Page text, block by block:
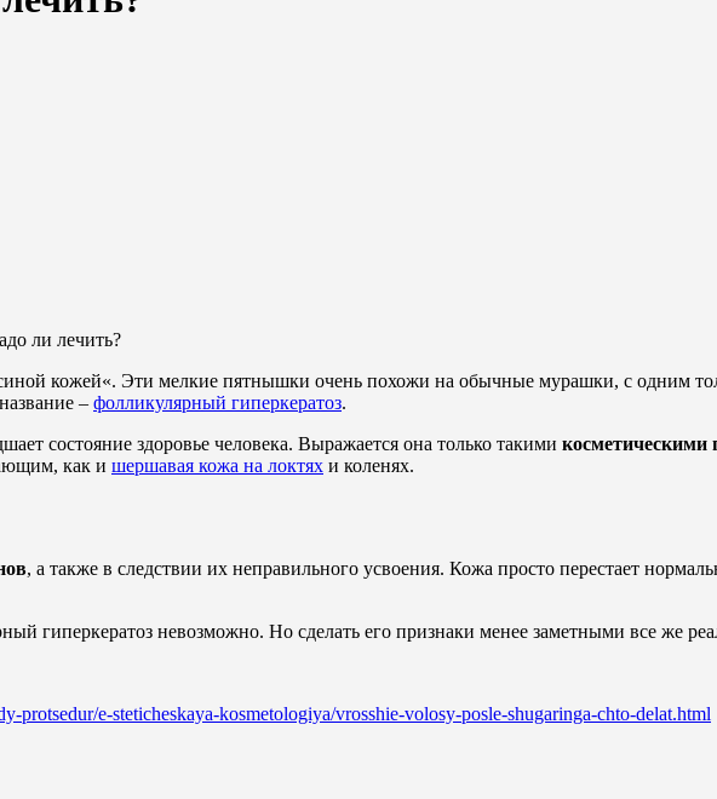
ли лечить?
кожей«. Эти мелкие пятнышки очень похожи на обычные мурашки, с одним
– фолликулярный гиперкератоз.
состояние здоровье человека. Выражается она только такими
как и шершавая кожа на локтях и коленях.
, а также в следствии их неправильного усвоения. Кожа просто перестает
гиперкератоз невозможно. Но сделать его признаки менее заметными все же
protsedur/e-steticheskaya-kosmetologiya/vrosshie-volosy-posle-shugaringa-chto-delat.html